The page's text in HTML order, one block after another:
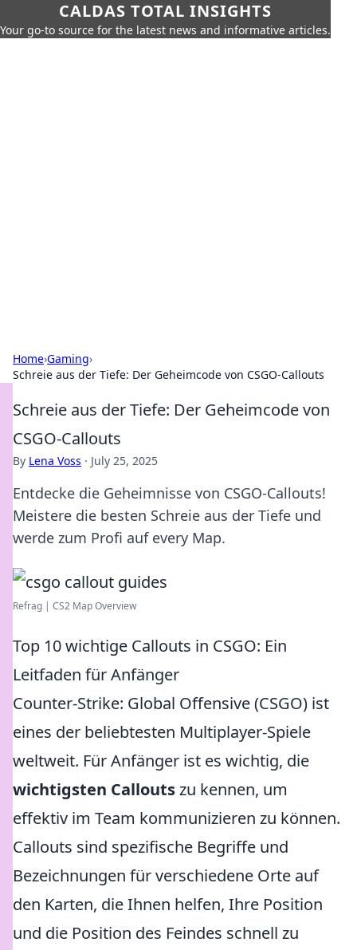
CALDAS TOTAL INSIGHTS
Your go-to source for the latest news and informative articles.
Home›Gaming›
Schreie aus der Tiefe: Der Geheimcode von CSGO-Callouts
Schreie aus der Tiefe: Der Geheimcode von
CSGO-Callouts
By Lena Voss · July 25, 2025
Entdecke die Geheimnisse von CSGO-Callouts!
Meistere die besten Schreie aus der Tiefe und
werde zum Profi auf every Map.
Refrag | CS2 Map Overview
Top 10 wichtige Callouts in CSGO: Ein
Leitfaden für Anfänger
Counter-Strike: Global Offensive (CSGO) ist
eines der beliebtesten Multiplayer-Spiele
weltweit. Für Anfänger ist es wichtig, die
wichtigsten Calloutszu kennen, um
effektiv im Team kommunizieren zu können.
Callouts sind spezifische Begriffe und
Bezeichnungen für verschiedene Orte auf
den Karten, die Ihnen helfen, Ihre Position
und die Position des Feindes schnell zu